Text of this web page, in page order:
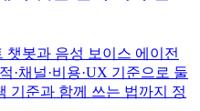
챗봇과 음성 보이스 에이전
·채널·비용·UX 기준으로 둘
기준과 함께 쓰는 법까지 정